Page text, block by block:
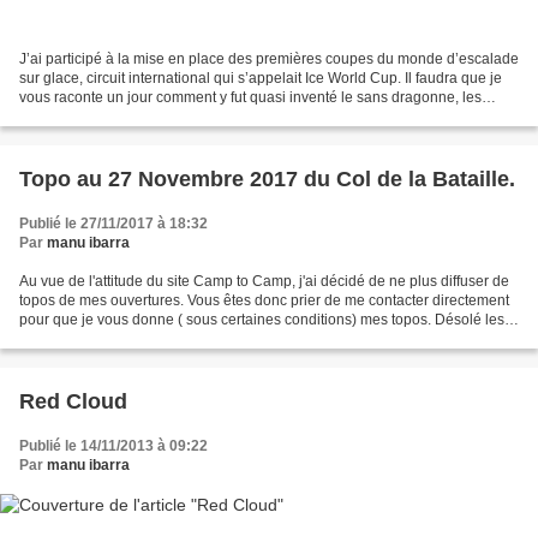
J’ai participé à la mise en place des premières coupes du monde d’escalade
sur glace, circuit international qui s’appelait Ice World Cup. Il faudra que je
vous raconte un jour comment y fut quasi inventé le sans dragonne, les
Topo au 27 Novembre 2017 du Col de la Bataille.
Publié le 27/11/2017 à 18:32
Par manu ibarra
Au vue de l'attitude du site Camp to Camp, j'ai décidé de ne plus diffuser de
topos de mes ouvertures. Vous êtes donc prier de me contacter directement
pour que je vous donne ( sous certaines conditions) mes topos. Désolé les
Red Cloud
Publié le 14/11/2013 à 09:22
Par manu ibarra